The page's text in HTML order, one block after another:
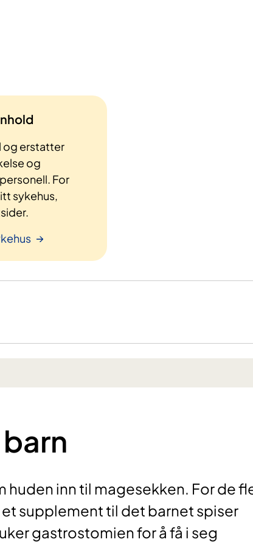
og erstatter
og
For
sykehus,
inn til magesekken. For de
supplement til det barnet spiser
gastrostomien for å få i seg